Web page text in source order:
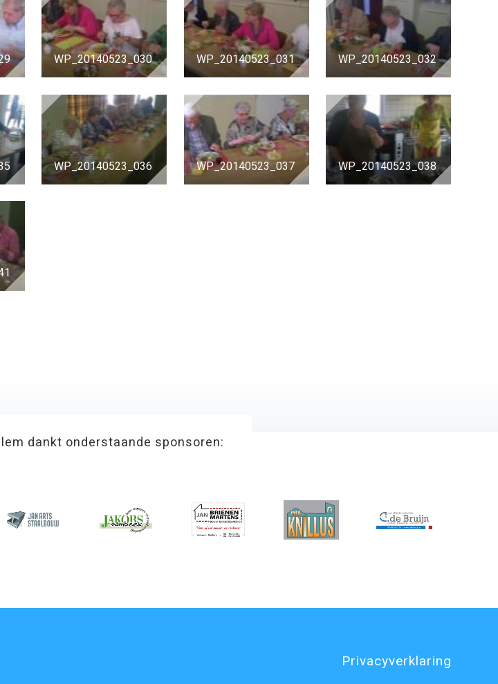
WP_20140523_030 WP_20140523_031 WP_20140523_032
WP_20140523_036 WP_20140523_037 WP_20140523_038
dankt onderstaande sponsoren:
Privacyverklaring